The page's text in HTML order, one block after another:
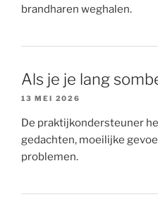
brandharen weghalen.
Als je je lang
13 MEI 2026
De praktijkondersteuner
gedachten, moeilijke
problemen.